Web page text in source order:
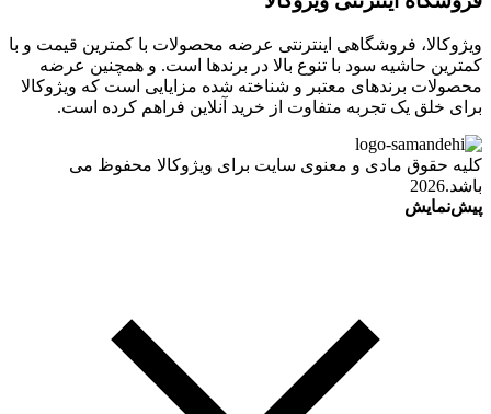
ویژوکالا، فروشگاهی اینترنتی عرضه محصولات با کمترین قیمت و با
کمترین حاشیه سود با تنوع بالا در برندها است. و همچنین عرضه
محصولات برندهای معتبر و شناخته شده مزایایی است که ویژوکالا
برای خلق یک تجربه متفاوت از خرید آنلاین فراهم کرده است.
کلیه حقوق مادی و معنوی سایت برای ویژوکالا محفوظ می
باشد.2026
پیش‌نمایش